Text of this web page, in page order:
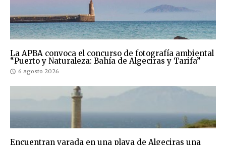
La APBA convoca el concurso de fotografía ambiental
“Puerto y Naturaleza: Bahía de Algeciras y Tarifa”
6 agosto 2026
Encuentran varada en una playa de Algeciras una